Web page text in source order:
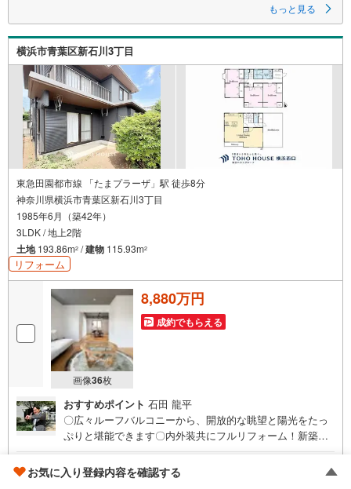
「Yahoo！ 不動産 物件ご成約キャンペーン」の対象になります。
「資料をもらう」「見学予約をする」ボタンからお問い合わせください。
※必ずYahoo！ JAPAN IDでログインしてください。
※PayPayボーナスライトは出金と譲渡はできません。有効期限は付与日か
ら60日です。
ーーーーーーーーーーーーーーーーーーーーーーーーーー
紹介金融機関/都市銀行
利率/年利 0.95％（変動金利）
※上記金利は 2026年8月時点 のものであり、実際の適用金利は融資実行時
のものとなります。金利情勢により表記の返済額と異なる場合がありま
す。
ーーーーーーーーーーーーーーーーーーーーーーーーー
もっと見る
横浜市青葉区新石川3丁目
東急田園都市線 「たまプラーザ」駅 徒歩8分
神奈川県横浜市青葉区新石川3丁目
1985年6月（築42年）
3LDK / 地上2階
土地193.86m2 /建物 115.93m2
リフォーム
画像36枚
8,880万円
成約でもらえる
おすすめポイント 石田 龍平
〇広々ルーフバルコニーから、開放的な眺望と陽光をたっ
ぷりと堪能できます〇内外装共にフルリフォーム！新築の
ように美しく生まれ変わったお住まい〇生活利便施設が整
った閑静な住宅街で快適な毎日ーーーーYahoo！ 不動産キ
ャンペーン対象店舗ーーーー当店で物件を成約するとPayP
ゴールド推奨店
お気に入り登録内容を確認する